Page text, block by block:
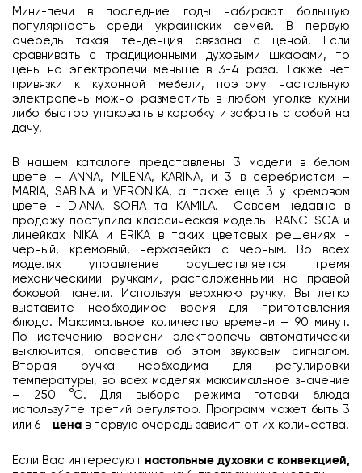
Мини-печи в последние годы набирают большую
популярность среди украинских семей. В первую
очередь такая тенденция связана с ценой. Если
сравнивать с традиционными духовыми шкафами, то
цены на электропечи меньше в 3-4 раза. Также нет
привязки к кухонной мебели, поэтому настольную
электропечь можно разместить в любом уголке кухни
либо быстро упаковать в коробку и забрать с собой на
дачу.
В нашем каталоге представлены 3 модели в белом
цвете – ANNA, MILENA, KARINA, и 3 в серебристом –
MARIA, SABINA и VERONIKA, а также еще 3 у кремовом
цвете - DIANA, SOFIA та KAMILA. Совсем недавно в
продажу поступила классическая модель FRANCESCA и
линейках NIKA и ERIKA в таких цветовых решениях -
черный, кремовый, нержавейка с черным. Во всех
моделях управление осуществляется тремя
механическими ручками, расположенными на правой
боковой панели. Используя верхнюю ручку, Вы легко
выставите необходимое время для приготовления
блюда. Максимальное количество времени – 90 минут.
По истечению времени электропечь автоматически
выключится, оповестив об этом звуковым сигналом.
Вторая ручка необходима для регулировки
температуры, во всех моделях максимальное значение
– 250 °С. Для выбора режима готовки блюда
используйте третий регулятор. Программ может быть 3
или 6 - цена в первую очередь зависит от их количества.
Если Вас интересуют настольные духовки с конвекцией,